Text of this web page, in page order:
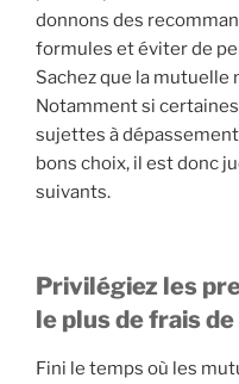
donnons des
formules et éviter de
Sachez que la mutuelle
Notamment si
sujettes à
bons choix, il est donc
suivants.
Privilégiez les
le plus de frais
Fini le temps où les